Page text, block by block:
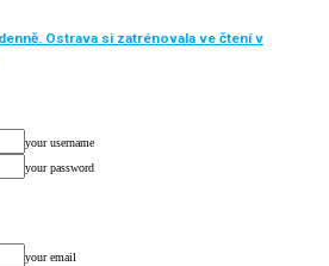
Ostrava si zatrénovala ve čtení v
your username
your password
your email